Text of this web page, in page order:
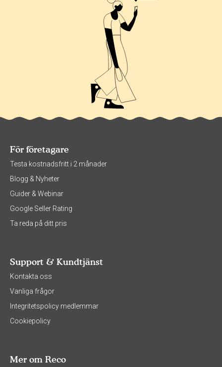
För företagare
Testa kostnadsfritt i 2 månader
Blogg & Nyheter
Guider & Webinar
Google Seller Rating
Ta reda på ditt pris
Support & Kundtjänst
Kontakta oss
Vanliga frågor
Integritetspolicy medlemmar
Cookiepolicy
Mer om Reco